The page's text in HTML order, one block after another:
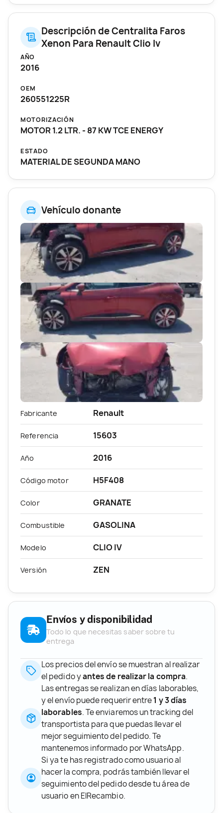
Vehículo donante
Fabricante Renault
Referencia 15603
Año 2016
Código motor H5F408
Color GRANATE
Combustible GASOLINA
Modelo CLIO IV
Versión ZEN
Descripción de Centralita Faros
Xenon Para Renault Clio Iv
AÑO
2016
OEM
260551225R
MOTORIZACIÓN
MOTOR 1.2 LTR. - 87 KW TCE ENERGY
ESTADO
MATERIAL DE SEGUNDA MANO
Envíos y disponibilidad
Todo lo que necesitas saber sobre tu
entrega
Los precios del envío se muestran al realizar
el pedido yantes de realizar la compra.
Las entregas se realizan en días laborables,
y el envío puede requerir entre1 y 3 días
laborables. Te enviaremos un tracking del
transportista para que puedas llevar el
mejor seguimiento del pedido. Te
mantenemos informado por WhatsApp.
Si ya te has registrado como usuario al
hacer la compra, podrás también llevar el
seguimiento del pedido desde tu área de
usuario en ElRecambio.